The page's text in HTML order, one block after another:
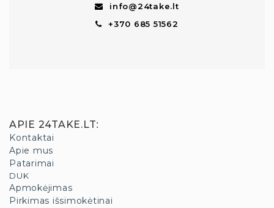
info@24take.lt
+370 685 51562
APIE 24TAKE.LT:
Kontaktai
Apie mus
Patarimai
DUK
Apmokėjimas
Pirkimas išsimokėtinai